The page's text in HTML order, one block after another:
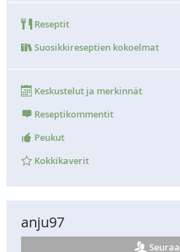
Reseptit
Suosikkireseptien kokoelmat
Keskustelut ja merkinnät
Reseptikommentit
Peukut
Kokkikaverit
anju97
Seuraa